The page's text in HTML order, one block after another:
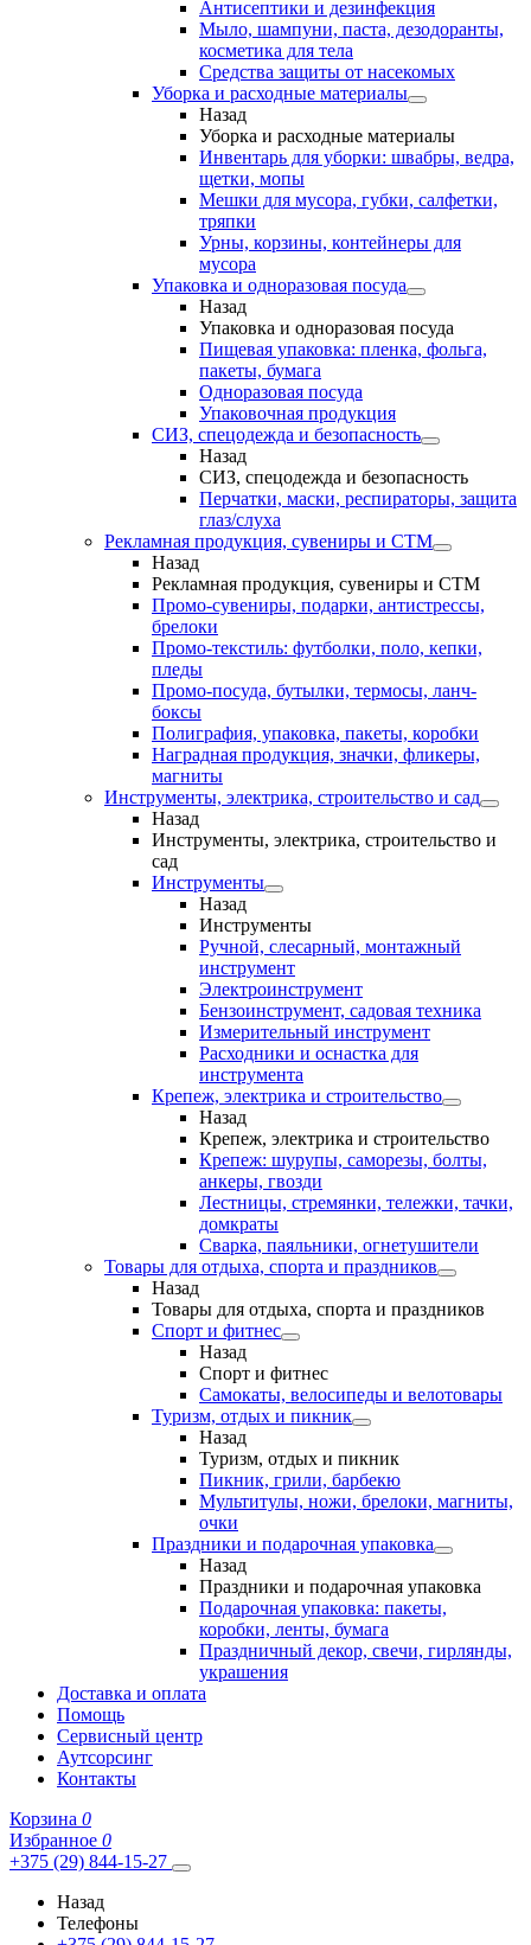
Антисептики и дезинфекция
Мыло, шампуни, паста, дезодоранты,
косметика для тела
Средства защиты от насекомых
Уборка и расходные материалы
Назад
Уборка и расходные материалы
Инвентарь для уборки: швабры, ведра,
щетки, мопы
Мешки для мусора, губки, салфетки,
тряпки
Урны, корзины, контейнеры для
мусора
Упаковка и одноразовая посуда
Назад
Упаковка и одноразовая посуда
Пищевая упаковка: пленка, фольга,
пакеты, бумага
Одноразовая посуда
Упаковочная продукция
СИЗ, спецодежда и безопасность
Назад
СИЗ, спецодежда и безопасность
Перчатки, маски, респираторы, защита
глаз/слуха
Рекламная продукция, сувениры и СТМ
Назад
Рекламная продукция, сувениры и СТМ
Промо-сувениры, подарки, антистрессы,
брелоки
Промо-текстиль: футболки, поло, кепки,
пледы
Промо-посуда, бутылки, термосы, ланч-
боксы
Полиграфия, упаковка, пакеты, коробки
Наградная продукция, значки, фликеры,
магниты
Инструменты, электрика, строительство и сад
Назад
Инструменты, электрика, строительство и
сад
Инструменты
Назад
Инструменты
Ручной, слесарный, монтажный
инструмент
Электроинструмент
Бензоинструмент, садовая техника
Измерительный инструмент
Расходники и оснастка для
инструмента
Крепеж, электрика и строительство
Назад
Крепеж, электрика и строительство
Крепеж: шурупы, саморезы, болты,
анкеры, гвозди
Лестницы, стремянки, тележки, тачки,
домкраты
Сварка, паяльники, огнетушители
Товары для отдыха, спорта и праздников
Назад
Товары для отдыха, спорта и праздников
Спорт и фитнес
Назад
Спорт и фитнес
Самокаты, велосипеды и велотовары
Туризм, отдых и пикник
Назад
Туризм, отдых и пикник
Пикник, грили, барбекю
Мультитулы, ножи, брелоки, магниты,
очки
Праздники и подарочная упаковка
Назад
Праздники и подарочная упаковка
Подарочная упаковка: пакеты,
коробки, ленты, бумага
Праздничный декор, свечи, гирлянды,
украшения
Доставка и оплата
Помощь
Сервисный центр
Аутсорсинг
Контакты
Корзина 0
Избранное 0
+375 (29) 844-15-27
Назад
Телефоны